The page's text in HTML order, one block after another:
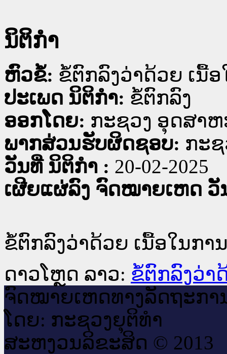
ນິຕິກໍາ
ຫົວຂໍ້: ຂໍ້ຕົກລົງວ່າດ້ວຍ ເນື້
ປະເພດ ນິຕິກໍາ: ຂໍ້ຕົກລົງ
ອອກໂດຍ: ກະຊວງ ອຸດສາ
ພາກສ່ວນຮັບຜິດຊອບ: ກະ
ວັນທີ່ ນິຕິກໍາ : 20-02-2025
ເຜີຍແຜ່ລົງ ຈົດໝາຍເຫດ ວັ
ຂໍ້ຕົກລົງວ່າດ້ວຍ ເນື້ອໃນກາ
ດາວໂຫຼດ ລາວ: ຂໍ້ຕົກລົງວ່າ
ຈົດ​ໝາຍ​ເຫດ​ທາງ​ລັດ​ຖະ​ກາ
ໂດຍ: ກະ​ຊວງຍຸ​ຕິ​ທຳ
ສະ​ຫງວນ​ລິ​ຂະ​ສິດ © 2013